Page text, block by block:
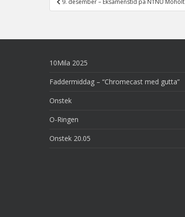
navigation
9. desember – Eksamenstid på NTNU Moholt
10Mila 2025
Faddermiddag – “Chromecast med gutta”
Onstek
O-Ringen
Onstek 20.05